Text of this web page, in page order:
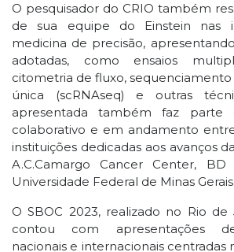
O pesquisador do CRIO também
de sua equipe do Einstein nas
medicina de precisão,
adotadas, como ensaios
citometria de fluxo,
única (scRNAseq) e outras
apresentada também faz parte
colaborativo e em andamento
instituições dedicadas aos avanços
A.C.Camargo Cancer Center,
Universidade Federal de Minas Gerais.
O SBOC 2023, realizado no Rio
contou com apresentações
nacionais e internacionais centradas